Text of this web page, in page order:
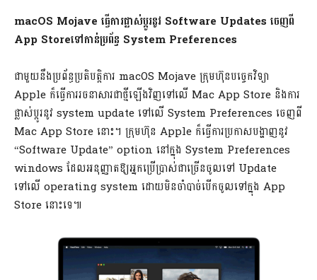
macOS Mojave ធ្វើការផ្លាស់ប្តូរនូវ Software Updates ចេញពី
App Store​ទៅកាន់ប្រព័ន្ធ System Preferences
ជាមួយនឹងប្រព័ន្ធប្រតិបត្តិការ macOS Mojave ក្រុមហ៊ុនបច្ចេកវិទ្យា
Apple ក៏ធ្វើការរចនាសារជាថ្មីឡើងវិញទៅលើ Mac App Store និងការ
ផ្លាស់ប្តូរនូវ system update ទៅលើ System Preferences ចេញពី
Mac App Store នោះ។ ក្រុមហ៊ុន Apple ក៏ធ្វើការប្រកាសបង្ហាញនូវ
“Software Update” option នៅក្នុង System Preferences
windows ដែលអនុញ្ញាតឱ្យអ្នកប្រើប្រាស់ជាច្រើនចូលទៅ Update
ទៅលើ operating system ដោយមិនចាំបាច់បើកចូលទៅក្នុង App
Store នោះទេ៕